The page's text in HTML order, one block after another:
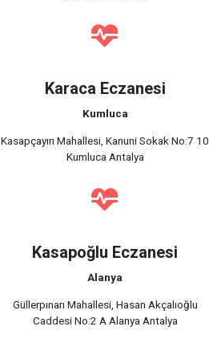
Karaca Eczanesi
Kumluca
Kasapçayırı Mahallesi, Kanuni Sokak No:7 10
Kumluca Antalya
Kasapoğlu Eczanesi
Alanya
Güllerpınarı Mahallesi, Hasan Akçalıoğlu
Caddesi No:2 A Alanya Antalya